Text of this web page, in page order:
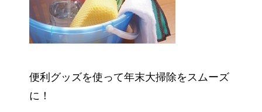
便利グッズを使って年末大掃除をスムーズ
に！